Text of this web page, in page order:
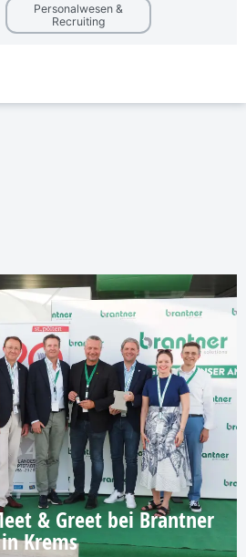
Personalwesen &
Recruiting
& Greet bei Brantner
Krems